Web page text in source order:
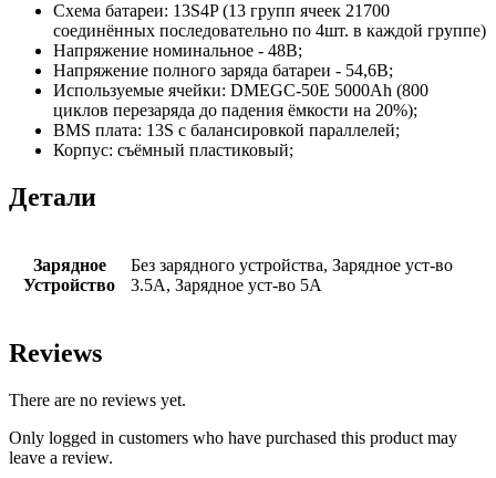
Схема батареи: 13S4P (13 групп ячеек 21700
соединённых последовательно по 4шт. в каждой группе)
Напряжение номинальное - 48В;
Напряжение полного заряда батареи - 54,6В;
Используемые ячейки: DMEGC-50E 5000Ah (800
циклов перезаряда до падения ёмкости на 20%);
BMS плата: 13S с балансировкой параллелей;
Корпус: съёмный пластиковый;
Детали
Зарядное
Устройство
Без зарядного устройства, Зарядное уст-во
3.5A, Зарядное уст-во 5А
Reviews
There are no reviews yet.
Only logged in customers who have purchased this product may
leave a review.